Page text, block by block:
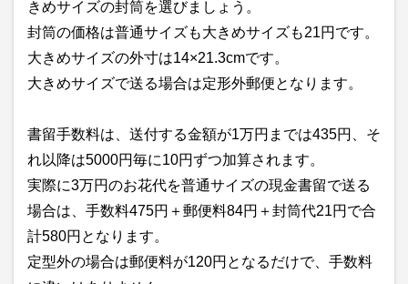
きめサイズの封筒を選びましょう。
封筒の価格は普通サイズも大きめサイズも21円です。
大きめサイズの外寸は14×21.3cmです。
大きめサイズで送る場合は定形外郵便となります。
書留手数料は、送付する金額が1万円までは435円、そ
れ以降は5000円毎に10円ずつ加算されます。
実際に3万円のお花代を普通サイズの現金書留で送る
場合は、手数料475円＋郵便料84円＋封筒代21円で合
計580円となります。
定型外の場合は郵便料が120円となるだけで、手数料